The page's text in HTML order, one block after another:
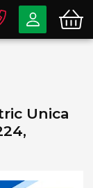
Unica
63-07
79-78